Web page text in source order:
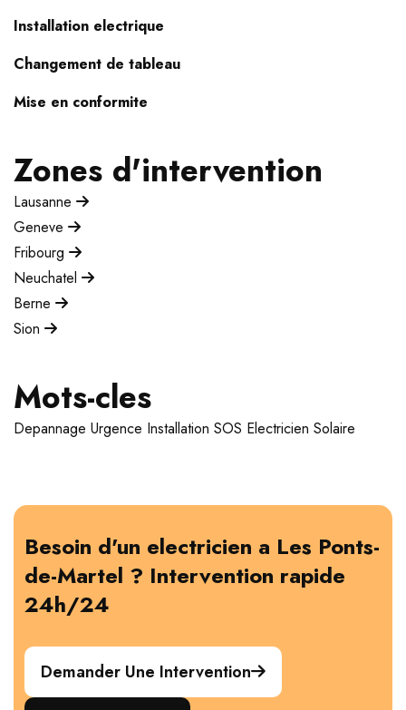
Installation electrique
Changement de tableau
Mise en conformite
Zones d'intervention
Lausanne
Geneve
Fribourg
Neuchatel
Berne
Sion
Mots-cles
Depannage Urgence Installation SOS Electricien Solaire
Besoin d'un electricien a Les Ponts-
de-Martel ? Intervention rapide
24h/24
Demander Une Intervention